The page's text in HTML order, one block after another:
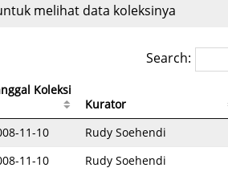
melihat data koleksinya
Search:
Koleksi
Kurator
11-10 Rudy Soehendi
11-10 Rudy Soehendi